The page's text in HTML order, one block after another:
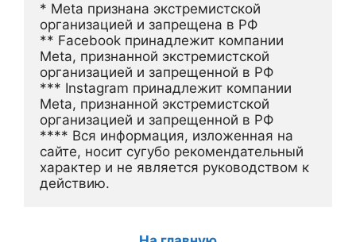
* Meta признана экстремистской
организацией и запрещена в РФ
** Facebook принадлежит компании
Meta, признанной экстремистской
организацией и запрещенной в РФ
*** Instagram принадлежит компании
Meta, признанной экстремистской
организацией и запрещенной в РФ
**** Вся информация, изложенная на
сайте, носит сугубо рекомендательный
характер и не является руководством к
действию.